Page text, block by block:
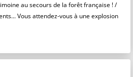
au secours de la forêt française ! /
Vous attendez-vous à une explosion